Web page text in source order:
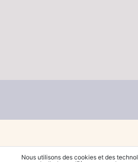
Nous utilisons des cookies et des